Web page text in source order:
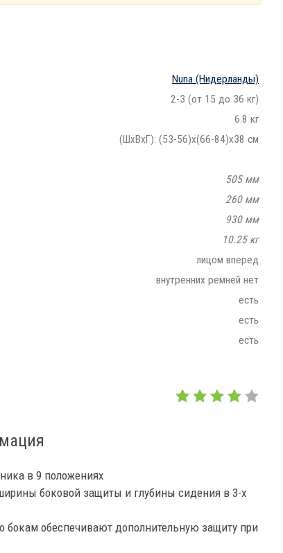
Nuna (Нидерланды)
2-3 (от 15 до 36 кг)
6.8 кг
(ШхВхГ): (53-56)х(66-84)x38 см
505 мм
260 мм
930 мм
10.25 кг
лицом вперед
внутренних ремней нет
есть
есть
есть
в 9 положениях
боковой защиты и глубины сидения в 3-х
бокам обеспечивают дополнительную защиту при